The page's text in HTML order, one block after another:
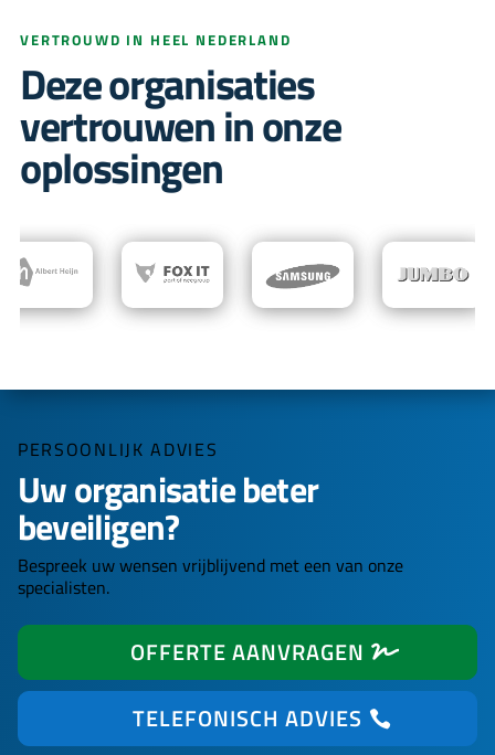
VERTROUWD IN HEEL NEDERLAND
Deze organisaties
vertrouwen in onze
oplossingen
PERSOONLIJK ADVIES
Uw organisatie beter
beveiligen?
Bespreek uw wensen vrijblijvend met een van onze
specialisten.
OFFERTE AANVRAGEN
TELEFONISCH ADVIES